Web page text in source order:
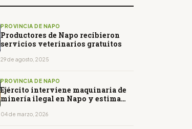
PROVINCIA DE NAPO
Productores de Napo recibieron
servicios veterinarios gratuitos
29 de agosto, 2025
PROVINCIA DE NAPO
Ejército interviene maquinaria de
minería ilegal en Napo y estima
04 de marzo, 2026
¿En que consiste la